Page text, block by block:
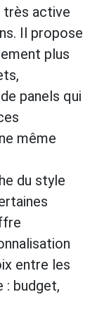
très active
Il propose
plus
panels qui
même
du style
entre les
: budget,